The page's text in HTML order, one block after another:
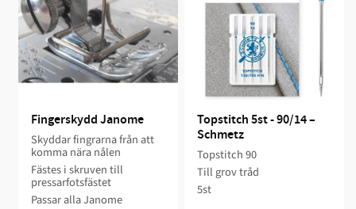
Fingerskydd Janome
Skyddar fingrarna från att
komma nära nålen
Fästes i skruven till
pressarfotsfästet
Passar alla Janome
Topstitch 5st - 90/14 –
Schmetz
Topstitch 90
Till grov tråd
5st